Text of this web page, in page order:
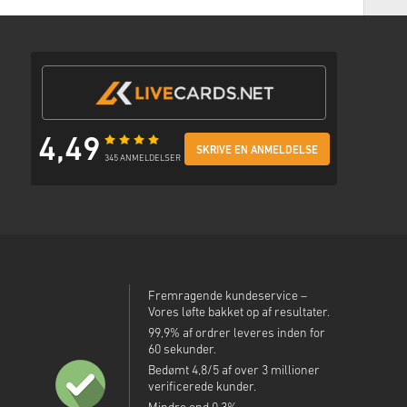
4,49 345 ANMELDELSER
SKRIVE EN ANMELDELSE
Fremragende kundeservice –
Vores løfte bakket op af resultater.
99,9% af ordrer leveres inden for
60 sekunder.
Bedømt 4,8/5 af over 3 millioner
verificerede kunder.